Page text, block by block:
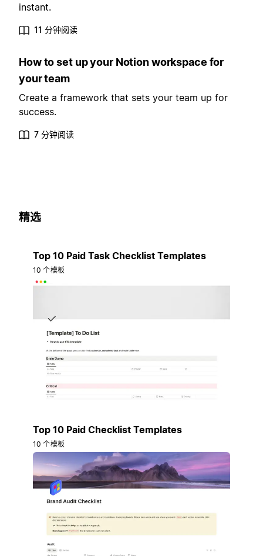
instant.
11 分钟阅读
How to set up your Notion workspace for
your team
Create a framework that sets your team up for
success.
7 分钟阅读
精选
Top 10 Paid Task Checklist Templates
10 个模板
Top 10 Paid Checklist Templates
10 个模板